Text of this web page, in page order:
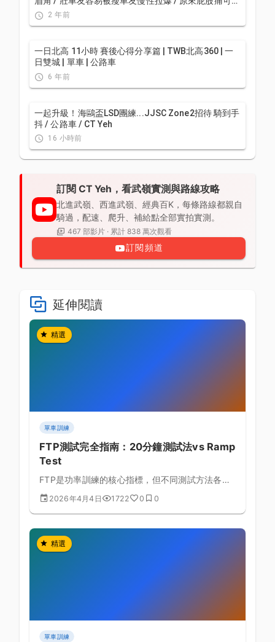
是這個原因...？ / 風場配速法 / 公路車 / CT Yeh
2 年前
一日北高 11小時 賽後心得分享篇 | TWB北高360 | 一
日雙城 | 單車 | 公路車
6 年前
一起升級！海鷗盃LSD團練...JJSC Zone2招待 騎到手
抖 / 公路車 / CT Yeh
16 小時前
訂閱 CT Yeh，看武嶺實測與路線攻略
北進武嶺、西進武嶺、經典百K，每條路線都親自
騎過，配速、爬升、補給點全部實拍實測。
467 部影片 · 累計 838 萬次觀看
訂閱頻道
延伸閱讀
精選
單車訓練
FTP測試完全指南：20分鐘測試法vs Ramp
Test
FTP是功率訓練的核心指標，但不同測試方法各有
優缺點，本文深入比較兩種主流測試法，幫助你找
到最準確的測試方式。
2026年4月4日 1722 0 0
精選
單車訓練